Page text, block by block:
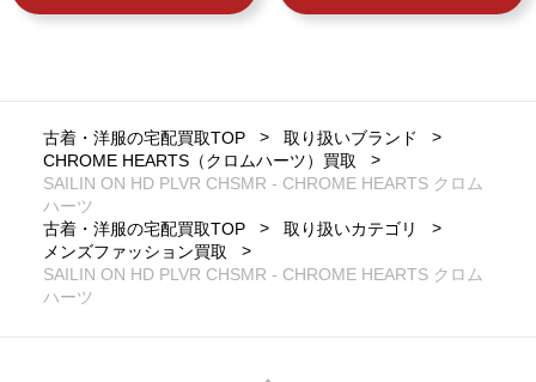
古着・洋服の宅配買取TOP
取り扱いブランド
CHROME HEARTS（クロムハーツ）買取
SAILIN ON HD PLVR CHSMR - CHROME HEARTS クロム
ハーツ
古着・洋服の宅配買取TOP
取り扱いカテゴリ
メンズファッション買取
SAILIN ON HD PLVR CHSMR - CHROME HEARTS クロム
ハーツ